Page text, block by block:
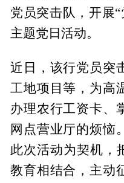
党员突击队，开展
主题党日活动。
近日，该行党员突
工地项目等，为高
办理农行工资卡、
网点营业厅的烦恼
此次活动为契机，
教育相结合，主动